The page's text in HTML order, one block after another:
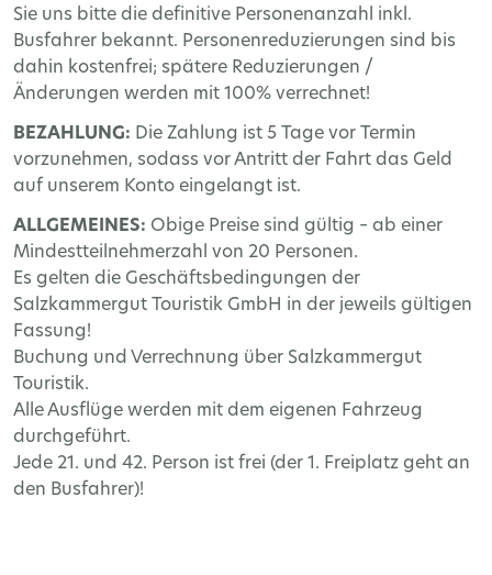
Sie uns bitte die definitive Personenanzahl inkl.
Busfahrer bekannt. Personenreduzierungen sind bis
dahin kostenfrei; spätere Reduzierungen /
Änderungen werden mit 100% verrechnet!
BEZAHLUNG: Die Zahlung ist 5 Tage vor Termin
vorzunehmen, sodass vor Antritt der Fahrt das Geld
auf unserem Konto eingelangt ist.
ALLGEMEINES: Obige Preise sind gültig – ab einer
Mindestteilnehmerzahl von 20 Personen.
Es gelten die Geschäftsbedingungen der
Salzkammergut Touristik GmbH in der jeweils gültigen
Fassung!
Buchung und Verrechnung über Salzkammergut
Touristik.
Alle Ausflüge werden mit dem eigenen Fahrzeug
durchgeführt.
Jede 21. und 42. Person ist frei (der 1. Freiplatz geht an
den Busfahrer)!